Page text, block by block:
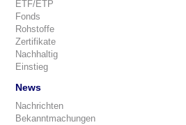
ETF/ETP
Fonds
Rohstoffe
Zertifikate
Nachhaltig
Einstieg
News
Nachrichten
Bekanntmachungen